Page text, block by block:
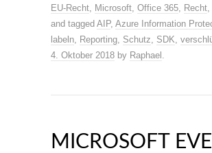
EU-Recht, Microsoft, Office 365, Recht,
and tagged AIP, Azure Information
labeln, Reporting, Schutz, SDK,
4. Oktober 2018 by Raphael .
MICROSOFT